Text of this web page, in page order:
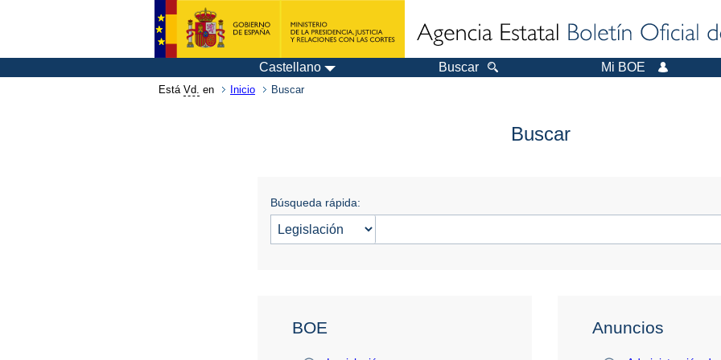
Castellano Buscar Mi BOE
Está Vd. en Inicio Buscar
Buscar
Búsqueda rápida:
BOE Anuncios